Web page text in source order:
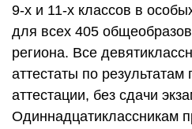
9-х и 11-х классов в
для всех 405
региона. Все
аттестаты по
аттестации, без сдачи
Одиннадцатиклассникам